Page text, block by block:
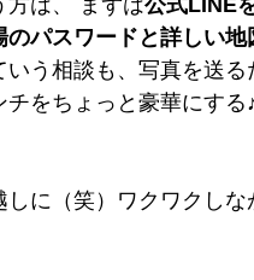
方は、 まずは公式LINE
のパスワードと詳しい地
いう相談も、写真を送
チをちょっと豪華にす
に（笑）ワクワクしな